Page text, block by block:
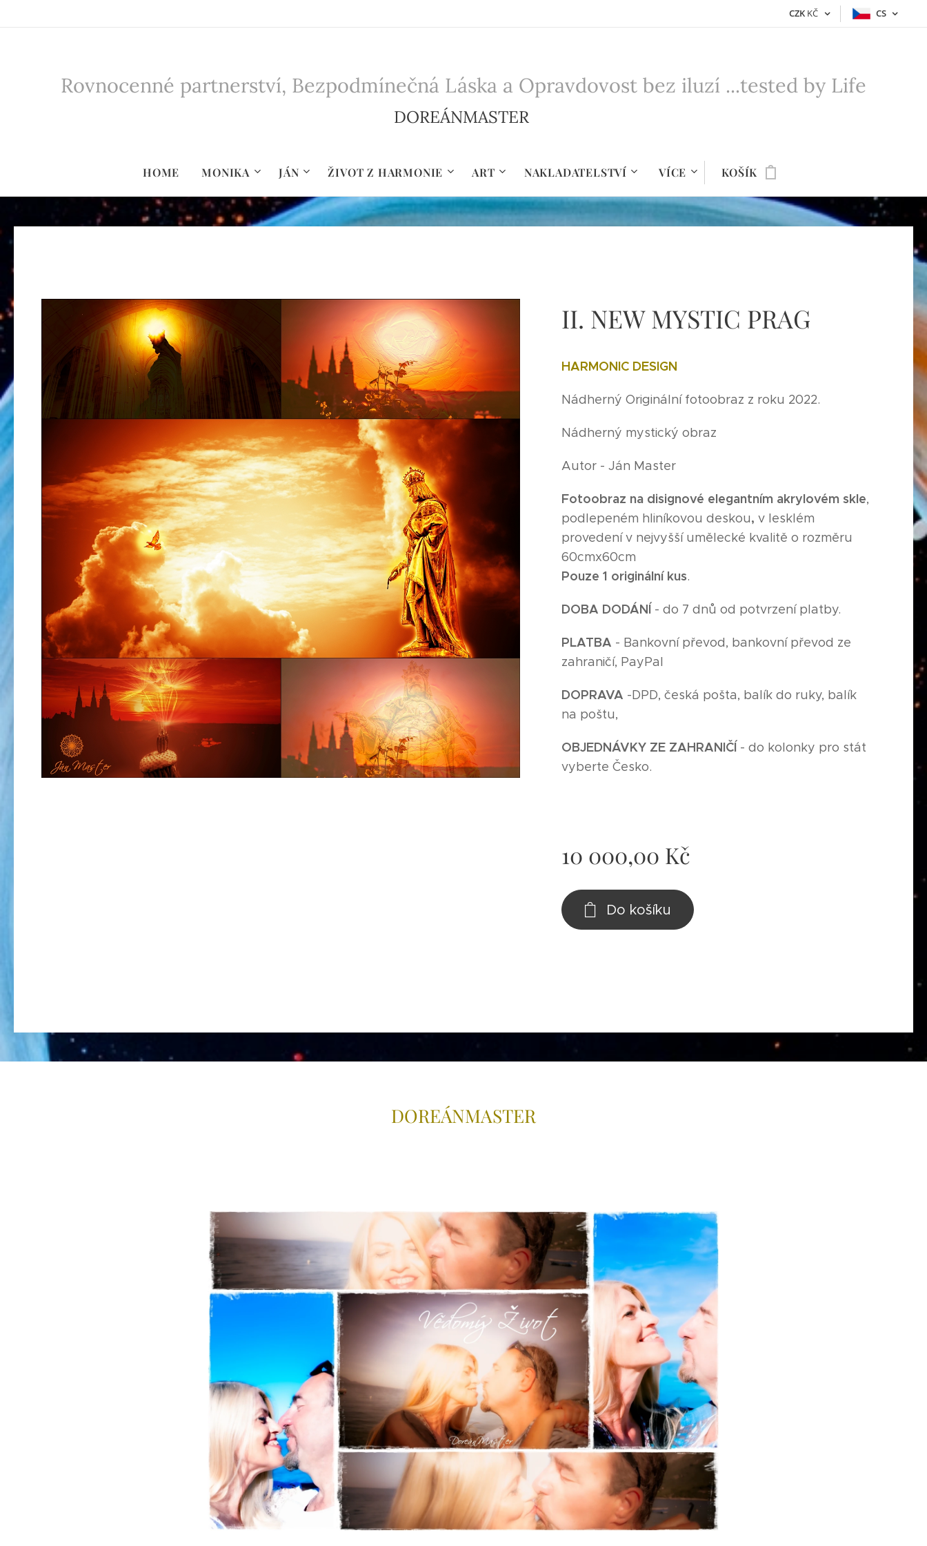
CZK KČ CS
Rovnocenné partnerství, Bezpodmínečná Láska a Opravdovost bez iluzí ...tested by Life
DOREÁNMASTER
HOME MONIKA JÁN ŽIVOT Z HARMONIE ART NAKLADATELSTVÍ VÍCE KOŠÍK
II. NEW MYSTIC PRAG
HARMONIC DESIGN
Nádherný Originální fotoobraz z roku 2022.
Nádherný mystický obraz
Autor - Ján Master
Fotoobraz na disignové elegantním akrylovém skle,
podlepeném hliníkovou deskou, v lesklém
provedení v nejvyšší umělecké kvalitě o rozměru
60cmx60cm
Pouze 1 originální kus.
DOBA DODÁNÍ - do 7 dnů od potvrzení platby.
PLATBA - Bankovní převod, bankovní převod ze
zahraničí, PayPal
DOPRAVA -DPD, česká pošta, balík do ruky, balík
na poštu,
OBJEDNÁVKY ZE ZAHRANIČÍ - do kolonky pro stát
vyberte Česko.
10 000,00 Kč
Do košíku
DOREÁNMASTER